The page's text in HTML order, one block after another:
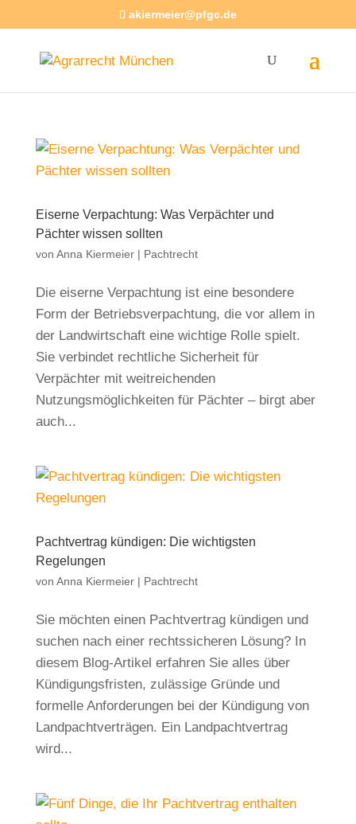
akiermeier@pfgc.de
Eiserne Verpachtung: Was Verpächter und
Pächter wissen sollten
von Anna Kiermeier| Pachtrecht
Die eiserne Verpachtung ist eine besondere
Form der Betriebsverpachtung, die vor allem in
der Landwirtschaft eine wichtige Rolle spielt.
Sie verbindet rechtliche Sicherheit für
Verpächter mit weitreichenden
Nutzungsmöglichkeiten für Pächter – birgt aber
auch...
Pachtvertrag kündigen: Die wichtigsten
Regelungen
von Anna Kiermeier| Pachtrecht
Sie möchten einen Pachtvertrag kündigen und
suchen nach einer rechtssicheren Lösung? In
diesem Blog-Artikel erfahren Sie alles über
Kündigungsfristen, zulässige Gründe und
formelle Anforderungen bei der Kündigung von
Landpachtverträgen. Ein Landpachtvertrag
wird...